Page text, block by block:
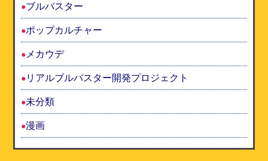
ブルバスター
ポップカルチャー
メカウデ
リアルブルバスター開発プロジェクト
未分類
漫画